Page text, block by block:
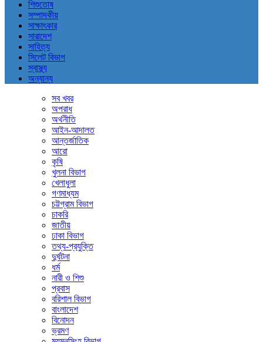
শিশুতোষ
সম্পাদকীয়
সাক্ষাৎকার
সারাদেশ
সাহিত্য
সিলেট বিভাগ
স্বাস্থ্য
অন্যান্য
সব খবর
অপরাধ
অর্থনীতি
আইন-আদালত
আন্তর্জাতিক
আরো
কৃষি
খুলনা বিভাগ
খেলাধুলা
গণমাধ্যম
চট্টগ্রাম বিভাগ
চাকরি
জাতীয়
ঢাকা বিভাগ
তথ্য-প্রযুক্তি
দুর্ঘটনা
ধর্ম
নারী ও শিশু
প্রবাস
বরিশাল বিভাগ
বাংলাদেশ
বিনোদন
ভ্রমণ